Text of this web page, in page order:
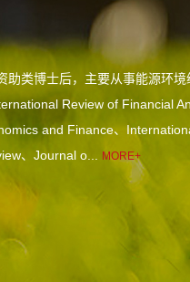
类博士后，主要从事能源环
Review of Financial
and Finance、
、Journal o...
MORE+